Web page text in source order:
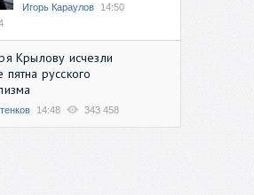
Игорь Караулов
14:50
Крылову исчезли
русского
14:48 343 458